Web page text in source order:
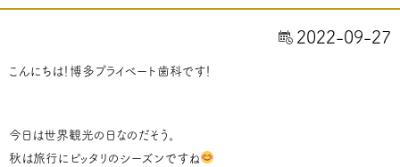
2022-09-27
こんにちは！博多プライベート歯科です！
今日は世界観光の日なのだそう。
秋は旅行にピッタリのシーズンですね